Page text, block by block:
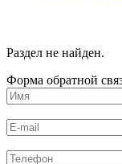
Раздел не найден.
Форма обратной